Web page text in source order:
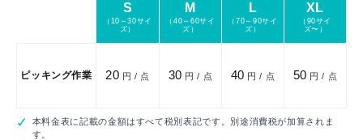
S
（10～30サイ
ズ）
M
（40～60サイ
ズ）
L
（70～90サイ
ズ）
XL
（90サイ
ズ〜）
ピッキング作業 20 円 / 点 30 円 / 点 40 円 / 点 50 円 / 点
本料金表に記載の金額はすべて税別表記です。別途消費税が加算されま
す。